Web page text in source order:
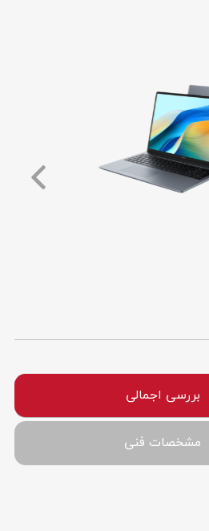
بررسی اجمالی
مشخصات فنی